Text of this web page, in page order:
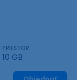
PRIESTOR
10 GB